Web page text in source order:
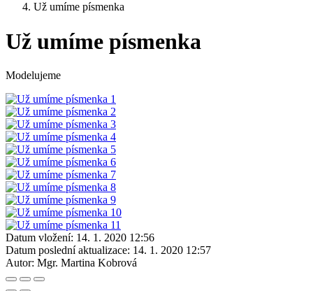
Už umíme písmenka
Už umíme písmenka
Modelujeme
Datum vložení: 14. 1. 2020 12:56
Datum poslední aktualizace: 14. 1. 2020 12:57
Autor: Mgr. Martina Kobrová